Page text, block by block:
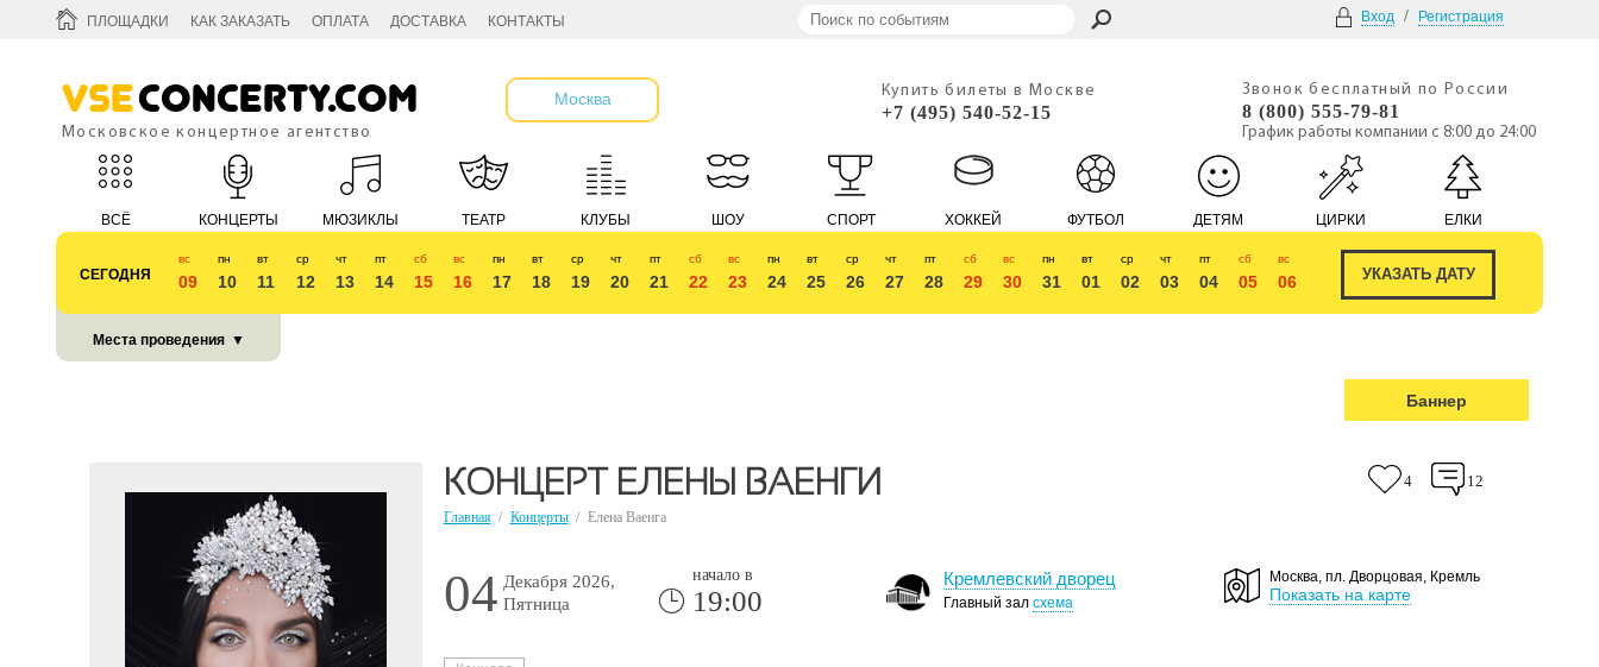
ПЛОЩАДКИ КАК ЗАКАЗАТЬ ОПЛАТА ДОСТАВКА КОНТАКТЫ Вход / Регистрация
VseConcerty.com
Московское концертное агентство
Москва Купить билеты в Москве
+7 (495) 540-52-15
Звонок бесплатный по России
8 (800) 555-79-81
График работы компании с 8:00 до 24:00
ВСЁ КОНЦЕРТЫ МЮЗИКЛЫ ТЕАТР КЛУБЫ ШОУ СПОРТ ХОККЕЙ ФУТБОЛ ДЕТЯМ ЦИРКИ ЕЛКИ
СЕГОДНЯ
вс
09
пн
10
вт
11
ср
12
чт
13
пт
14
сб
15
вс
16
пн
17
вт
18
ср
19
чт
20
пт
21
сб
22
вс
23
пн
24
вт
25
ср
26
чт
27
пт
28
сб
29
вс
30
пн
31
вт
01
ср
02
чт
03
пт
04
сб
05
вс
06
Места проведения ▼
Баннер
КОНЦЕРТ ЕЛЕНЫ ВАЕНГИ 4 12
Главная / Концерты / Елена Ваенга
04 Декабря 2026,
Пятница
начало в
19:00
Кремлевский дворец
Главный зал схема
Москва, пл. Дворцовая, Кремль
Показать на карте